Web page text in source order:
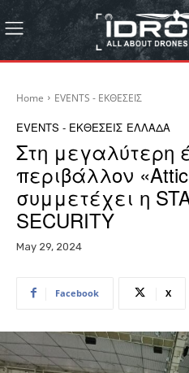
Home EVENTS - ΕΚΘΕΣΕΙΣ
EVENTS - ΕΚΘΕΣΕΙΣ ΕΛΛΑΔΑ
Στη μεγαλύτερη
περιβάλλον
συμμετέχει η
SECURITY
May 29, 2024
Facebook X